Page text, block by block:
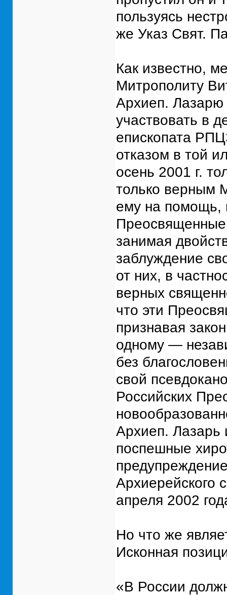
пользуясь
же Указ Свят.
Как известно,
Митрополиту
Архиеп.
участвовать в
епископата
отказом в той
осень 2001 г.
только верным
ему на помощь,
занимая
заблуждение
от них, в
верных
что эти
признавая
одному —
без
свой
Российских
Архиеп. Лазарь
поспешные
Архиерейского
апреля 2002
Но что же
Исконная
«В России